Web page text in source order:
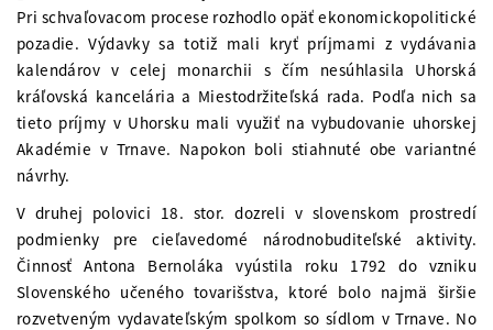
Pri schvaľovacom procese rozhodlo opäť ekonomickopolitické
pozadie. Výdavky sa totiž mali kryť príjmami z vydávania
kalendárov v celej monarchii s čím nesúhlasila Uhorská
kráľovská kancelária a Miestodržiteľská rada. Podľa nich sa
tieto príjmy v Uhorsku mali využiť na vybudovanie uhorskej
Akadémie v Trnave. Napokon boli stiahnuté obe variantné
návrhy.
V druhej polovici 18. stor. dozreli v slovenskom prostredí
podmienky pre cieľavedomé národnobuditeľské aktivity.
Činnosť Antona Bernoláka vyústila roku 1792 do vzniku
Slovenského učeného tovarišstva, ktoré bolo najmä širšie
rozvetveným vydavateľským spolkom so sídlom v Trnave. No